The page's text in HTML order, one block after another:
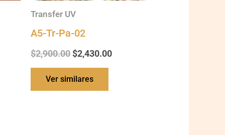
Transfer UV
A5-Tr-Pa-02
$2,900.00$2,430.00
Ver similares